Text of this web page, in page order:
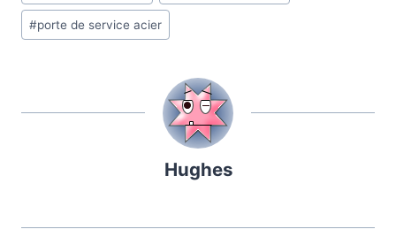
la#porte de service acier
Hughes